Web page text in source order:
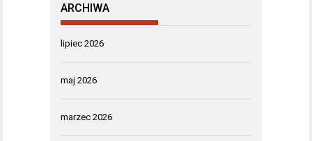
ARCHIWA
lipiec 2026
maj 2026
marzec 2026